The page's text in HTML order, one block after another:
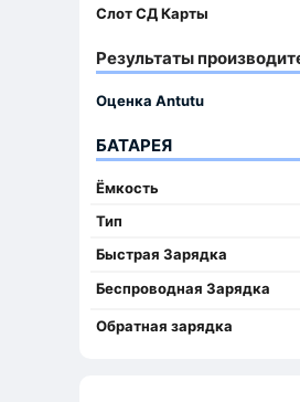
Слот СД Карты
Результаты
Оценка Antutu
БАТАРЕЯ
Ёмкость
Тип
Быстрая Зарядка
Беспроводная Зарядка
Обратная зарядка